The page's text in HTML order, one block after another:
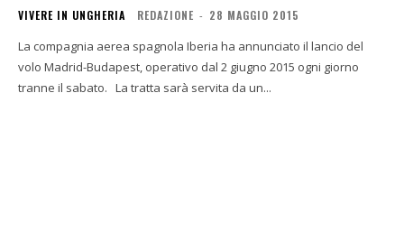
VIVERE IN UNGHERIA REDAZIONE - 28 MAGGIO 2015
La compagnia aerea spagnola Iberia ha annunciato il lancio del
volo Madrid-Budapest, operativo dal 2 giugno 2015 ogni giorno
tranne il sabato. La tratta sarà servita da un...